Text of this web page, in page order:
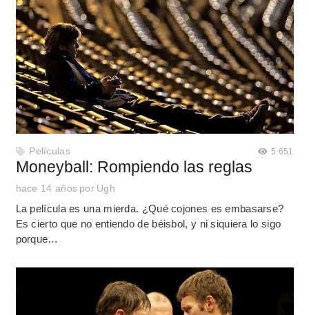
Películas 5.651
Moneyball: Rompiendo las reglas
hace 14 años por Ugh
La película es una mierda. ¿Qué cojones es embasarse?
Es cierto que no entiendo de béisbol, y ni siquiera lo sigo
porque…